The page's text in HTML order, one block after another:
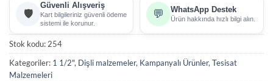
🛡️
Güvenli Alışveriş
Kart bilgileriniz güvenli ödeme
sistemi ile korunur.
💬 WhatsApp Destek
Ürün hakkında hızlı bilgi alın.
Stok kodu:254
Kategoriler: 1 1/2", Dişli malzemeler, Kampanyalı Ürünler,Tesisat
Malzemeleri